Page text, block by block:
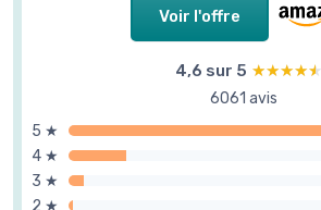
Voir l'offre
4,6 sur 5 ★★★★★
★★★★★
6061 avis
5 ★
4 ★
3 ★